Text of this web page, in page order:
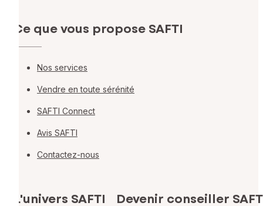
Ce que vous propose SAFTI
Nos services
Vendre en toute sérénité
SAFTI Connect
Avis SAFTI
Contactez-nous
L'univers SAFTI Devenir conseiller